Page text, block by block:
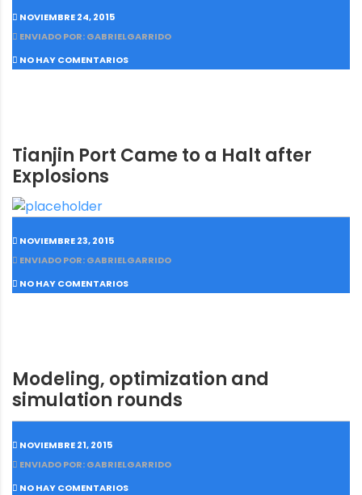
NOVIEMBRE 24, 2015
ENVIADO POR: GABRIELGARRIDO
NO HAY COMENTARIOS
Tianjin Port Came to a Halt after
Explosions
NOVIEMBRE 23, 2015
ENVIADO POR: GABRIELGARRIDO
NO HAY COMENTARIOS
Modeling, optimization and
simulation rounds
NOVIEMBRE 21, 2015
ENVIADO POR: GABRIELGARRIDO
NO HAY COMENTARIOS